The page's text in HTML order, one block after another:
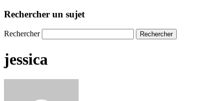
Rechercher un sujet
Rechercher
jessica